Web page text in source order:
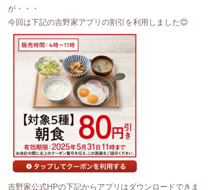
が・・・
今回は下記の吉野家アプリの割引を利用しました😊
吉野家公式HPの下記からアプリはダウンロードできま